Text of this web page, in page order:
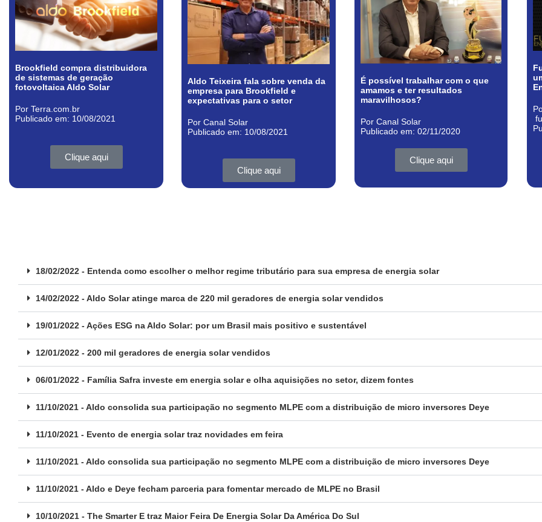
Brookfield compra distribuidora
de sistemas de geração
fotovoltaica Aldo Solar
Por Terra.com.br
Publicado em: 10/08/2021
Clique aqui
Aldo Teixeira fala sobre venda da
empresa para Brookfield e
expectativas para o setor
Por Canal Solar
Publicado em: 10/08/2021
Clique aqui
É possível trabalhar com o que
amamos e ter resultados
maravilhosos?
Por Canal Solar
Publicado em: 02/11/2020
Clique aqui
18/02/2022 - Entenda como escolher o melhor regime tributário para sua empresa de energia solar
14/02/2022 - Aldo Solar atinge marca de 220 mil geradores de energia solar vendidos
19/01/2022 - Ações ESG na Aldo Solar: por um Brasil mais positivo e sustentável
12/01/2022 - 200 mil geradores de energia solar vendidos
06/01/2022 - Família Safra investe em energia solar e olha aquisições no setor, dizem fontes
11/10/2021 - Aldo consolida sua participação no segmento MLPE com a distribuição de micro inversores Deye
11/10/2021 - Evento de energia solar traz novidades em feira
11/10/2021 - Aldo consolida sua participação no segmento MLPE com a distribuição de micro inversores Deye
11/10/2021 - Aldo e Deye fecham parceria para fomentar mercado de MLPE no Brasil
10/10/2021 - The Smarter E traz Maior Feira De Energia Solar Da América Do Sul